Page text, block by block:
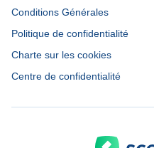
Conditions Générales
Politique de confidentialité
Charte sur les cookies
Centre de confidentialité